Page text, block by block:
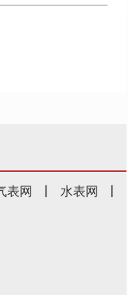
表网 丨 水表网
丨